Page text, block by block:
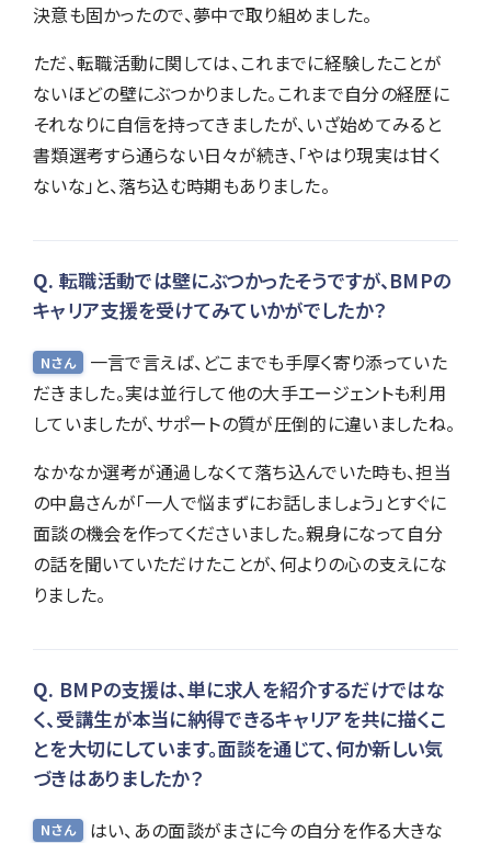
決意も固かったので、夢中で取り組めました。
ただ、転職活動に関しては、これまでに経験したことが
ないほどの壁にぶつかりました。これまで自分の経歴に
それなりに自信を持ってきましたが、いざ始めてみると
書類選考すら通らない日々が続き、「やはり現実は甘く
ないな」と、落ち込む時期もありました。
転職活動では壁にぶつかったそうですが、BMPの
キャリア支援を受けてみていかがでしたか？
Nさん
一言で言えば、どこまでも手厚く寄り添っていた
だきました。実は並行して他の大手エージェントも利用
していましたが、サポートの質が圧倒的に違いましたね。
なかなか選考が通過しなくて落ち込んでいた時も、担当
の中島さんが「一人で悩まずにお話しましょう」とすぐに
面談の機会を作ってくださいました。親身になって自分
の話を聞いていただけたことが、何よりの心の支えにな
りました。
BMPの支援は、単に求人を紹介するだけではな
く、受講生が本当に納得できるキャリアを共に描くこ
とを大切にしています。面談を通じて、何か新しい気
づきはありましたか？
Nさん
はい、あの面談がまさに今の自分を作る大きな